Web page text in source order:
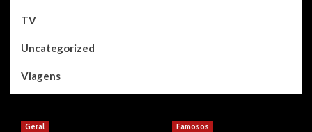
TV
Uncategorized
Viagens
You may have missed
Geral Famosos